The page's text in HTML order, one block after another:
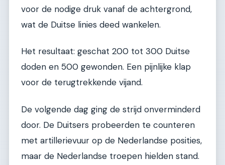
voor de nodige druk vanaf de achtergrond,
wat de Duitse linies deed wankelen.
Het resultaat: geschat 200 tot 300 Duitse
doden en 500 gewonden. Een pijnlijke klap
voor de terugtrekkende vijand.
De volgende dag ging de strijd onverminderd
door. De Duitsers probeerden te counteren
met artillerievuur op de Nederlandse posities,
maar de Nederlandse troepen hielden stand.